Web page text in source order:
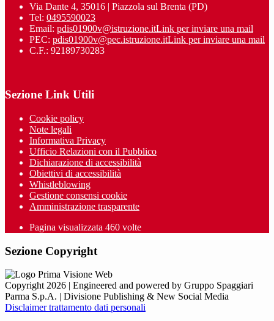
Via Dante 4, 35016 | Piazzola sul Brenta (PD)
Tel: 0495590023
Email: pdis01900v@istruzione.itLink per inviare una mail
PEC: pdis01900v@pec.istruzione.itLink per inviare una mail
C.F.: 92189730283
Sezione Link Utili
Cookie policy
Note legali
Informativa Privacy
Ufficio Relazioni con il Pubblico
Dichiarazione di accessibilità
Obiettivi di accessibilità
Whistleblowing
Gestione consensi cookie
Amministrazione trasparente
Pagina visualizzata 460 volte
Sezione Copyright
Copyright 2026 | Engineered and powered by Gruppo Spaggiari
Parma S.p.A. | Divisione Publishing & New Social Media
Disclaimer trattamento dati personali